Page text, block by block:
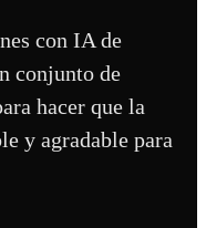
con IA de
conjunto de
hacer que la
y agradable para